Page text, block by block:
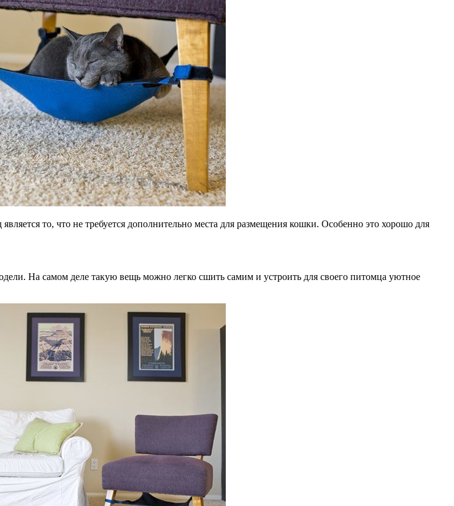
то, что не требуется дополнительно места для размещения кошки. Особенно это хорошо для
На самом деле такую вещь можно легко сшить самим и устроить для своего питомца уютное